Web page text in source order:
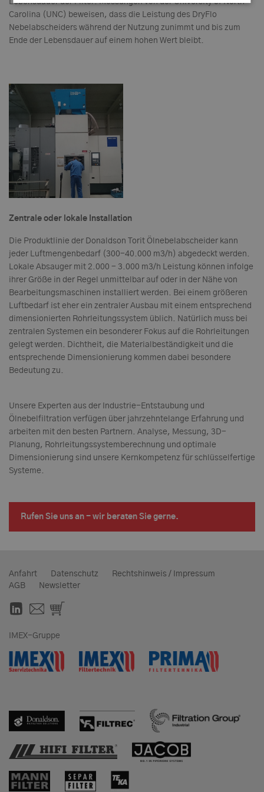
Lebensdauer der Filter. Messungen von der University of North
Carolina (UNC) beweisen, dass die Leistung des DryFlo
Nebelabscheiders während der Nutzung zunimmt und bis zum
Ende der Lebensdauer auf einem hohen Wert bleibt.
Zentrale oder lokale Installation
Die Produktlinie der Donaldson Torit Ölnebelabscheider kann
jeder Luftmengenbedarf (300-40.000 m3/h) abgedeckt werden.
Lokale Absauger mit 2.000 - 3.000 m3/h Leistung können infolge
ihrer Größe in der Regel unmittelbar auf oder in der Nähe von
Bearbeitungsmaschinen installiert werden. Bei einem größeren
Luftbedarf ist eher ein zentraler Ausbau mit einem entsprechend
dimensionierten Rohrleitungssystem üblich. Natürlich muss bei
zentralen Systemen ein besonderer Fokus auf die Rohrleitungen
gelegt werden. Dichtheit, die Materialbeständigkeit und die
entsprechende Dimensionierung kommen dabei besondere
Bedeutung zu.
Unsere Experten aus der Industrie-Entstaubung und
Ölnebelfiltration verfügen über jahrzehntelange Erfahrung und
arbeiten mit den besten Partnern. Analyse, Messung, 3D-
Planung, Rohrleitungssystemberechnung und optimale
Dimensionierung sind unsere Kernkompetenz für schlüsselfertige
Systeme.
Rufen Sie uns an - wir beraten Sie gerne.
Anfahrt Datenschutz
Rechtshinweis / Impressum
AGB
Newsletter
IMEX-Gruppe